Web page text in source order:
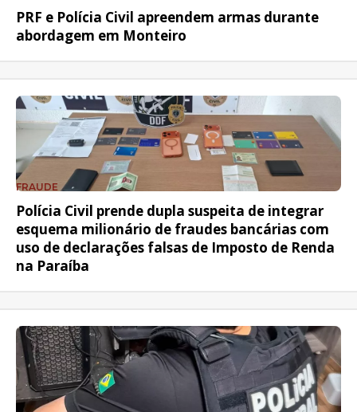
PRF e Polícia Civil apreendem armas durante
abordagem em Monteiro
FRAUDE
Polícia Civil prende dupla suspeita de integrar
esquema milionário de fraudes bancárias com
uso de declarações falsas de Imposto de Renda
na Paraíba